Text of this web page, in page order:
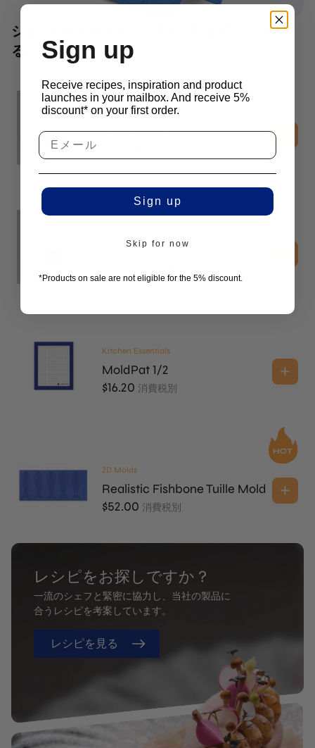
シェフはしばしば、この料理と組み合わせ
る。
Sōkkel
Crisp Holder
Cylinder H70
Kitchen Essentials
MoldPat 1/2
$16.20 消費税別
2D Molds
Realistic Fishbone Tuille Mold
$52.00 消費税別
レシピをお探しですか？
一流のシェフと緊密に協力し、当社の製品に
合うレシピを考案しています。
レシピを見る
Sign up
Receive recipes, inspiration and product
launches in your mailbox. And receive 5%
discount* on your first order.
Sign up
Skip for now
*Products on sale are not eligible for the 5% discount.